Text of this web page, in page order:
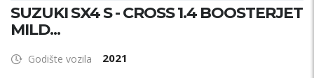
SUZUKI SX4 S - CROSS 1.4 BOOSTERJET
MILD...
Godište vozila 2021